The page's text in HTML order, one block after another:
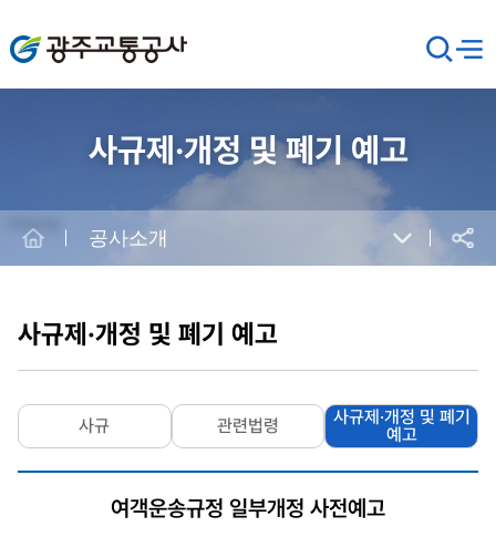
광주교통공사
검
색
창
메뉴
사규제·개정 및 폐기 예고
공유
공사소개
사규제·개정 및 폐기 예고
사규 관련법령
사규제·개정 및 폐기
예고
여객운송규정 일부개정 사전예고